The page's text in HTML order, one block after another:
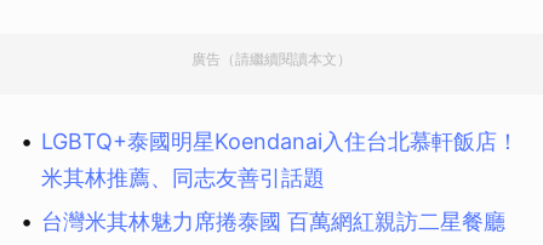
廣告（請繼續閱讀本文）
LGBTQ+泰國明星Koendanai入住台北慕軒飯店！
米其林推薦、同志友善引話題
台灣米其林魅力席捲泰國 百萬網紅親訪二星餐廳